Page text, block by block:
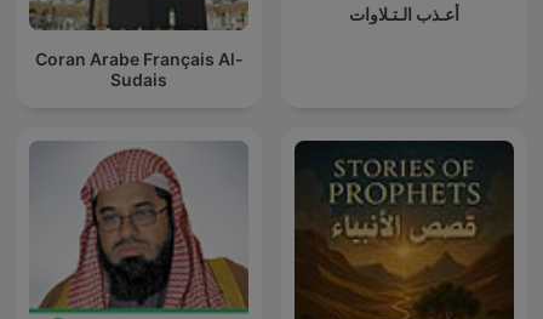
Coran Arabe Français Al-
Sudais
أعـذب الـتـلاوات